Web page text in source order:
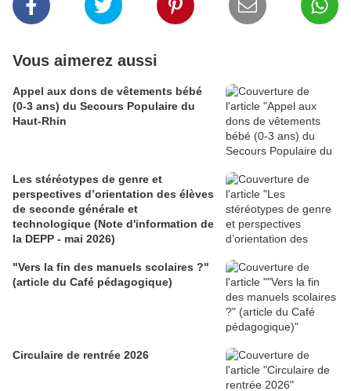
Vous aimerez aussi
Appel aux dons de vêtements bébé
(0-3 ans) du Secours Populaire du
Haut-Rhin
Les stéréotypes de genre et
perspectives d’orientation des élèves
de seconde générale et
technologique (Note d'information de
la DEPP - mai 2026)
"Vers la fin des manuels scolaires ?"
(article du Café pédagogique)
Circulaire de rentrée 2026